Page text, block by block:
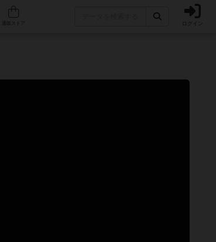
人気ボードゲーム ログイン